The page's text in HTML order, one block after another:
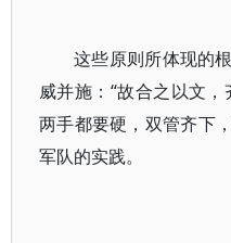
这些原则所体现的
威并施：“故合之以文
两手都要硬，双管齐下
军队的实践。